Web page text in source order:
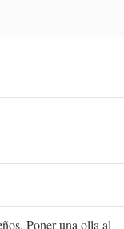
Poner una olla al